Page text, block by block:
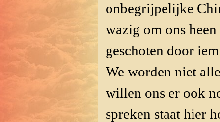
onbegrijpelijke
wazig om ons
geschoten door
We worden niet
willen ons er ook
spreken staat hier